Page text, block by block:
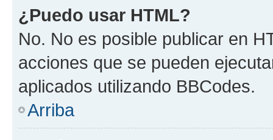
¿Puedo usar HTML?
No. No es posible publicar en
acciones que se pueden
aplicados utilizando BBCodes.
Arriba